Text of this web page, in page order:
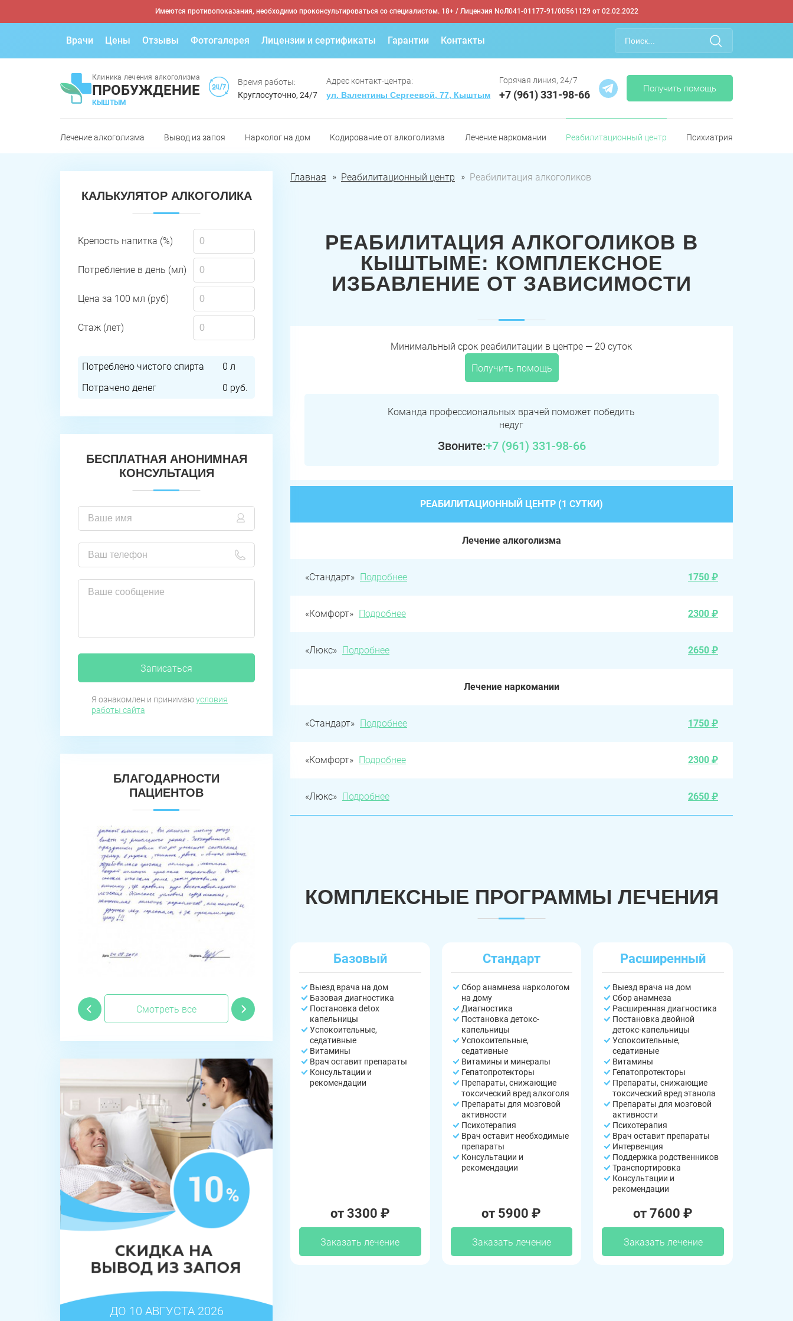
Имеются противопоказания, необходимо проконсультироваться со специалистом. 18+ / Лицензия NoЛ041-01177-91/00561129 от 02.02.2022
Врачи Цены Отзывы Фотогалерея Лицензии и сертификаты Гарантии Контакты
Клиника лечения алкоголизма
ПРОБУЖДЕНИЕ
КЫШТЫМ
Время работы:
Круглосуточно, 24/7
Адрес контакт-центра:
ул. Валентины Сергеевой, 77, Кыштым
Горячая линия, 24/7
+7 (961) 331-98-66 Получить помощь
Лечение алкоголизма Вывод из запоя Нарколог на дом Кодирование от алкоголизма Лечение наркомании Реабилитационный центр Психиатрия
Главная Реабилитационный центр Реабилитация алкоголиков
РЕАБИЛИТАЦИЯ АЛКОГОЛИКОВ В
КЫШТЫМЕ: КОМПЛЕКСНОЕ
ИЗБАВЛЕНИЕ ОТ ЗАВИСИМОСТИ
Минимальный срок реабилитации в центре — 20 суток
Получить помощь
Команда профессиональных врачей поможет победить
недуг
Звоните:+7 (961) 331-98-66
РЕАБИЛИТАЦИОННЫЙ ЦЕНТР (1 СУТКИ)
Лечение алкоголизма
«Стандарт» Подробнее 1750 ₽
«Комфорт» Подробнее 2300 ₽
«Люкс» Подробнее 2650 ₽
Лечение наркомании
«Стандарт» Подробнее 1750 ₽
«Комфорт» Подробнее 2300 ₽
«Люкс» Подробнее 2650 ₽
КОМПЛЕКСНЫЕ ПРОГРАММЫ ЛЕЧЕНИЯ
Базовый
Выезд врача на дом
Базовая диагностика
Постановка detox
капельницы
Успокоительные,
седативные
Витамины
Врач оставит препараты
Консультации и
рекомендации
от 3300 ₽
Заказать лечение
Стандарт
Сбор анамнеза наркологом
на дому
Диагностика
Постановка детокс-
капельницы
Успокоительные,
седативные
Витамины и минералы
Гепатопротекторы
Препараты, снижающие
токсический вред алкоголя
Препараты для мозговой
активности
Психотерапия
Врач оставит необходимые
препараты
Консультации и
рекомендации
от 5900 ₽
Заказать лечение
Расширенный
Выезд врача на дом
Сбор анамнеза
Расширенная диагностика
Постановка двойной
детокс-капельницы
Успокоительные,
седативные
Витамины
Гепатопротекторы
Препараты, снижающие
токсический вред этанола
Препараты для мозговой
активности
Психотерапия
Врач оставит препараты
Интервенция
Поддержка родственников
Транспортировка
Консультации и
рекомендации
от 7600 ₽
Заказать лечение
КАЛЬКУЛЯТОР АЛКОГОЛИКА
Крепость напитка (%)
Потребление в день (мл)
Цена за 100 мл (руб)
Стаж (лет)
Потреблено чистого спирта 0 л
Потрачено денег
0 руб.
БЕСПЛАТНАЯ АНОНИМНАЯ
КОНСУЛЬТАЦИЯ
Записаться
Я ознакомлен и принимаюусловия
работы сайта
БЛАГОДАРНОСТИ
ПАЦИЕНТОВ
Смотреть все
ДО 10 АВГУСТА 2026
ПОЛУЧИТЬ ПОМОЩЬ
ЗАДАТЬ ВОПРОС
ПОЛУЧИТЬ ПОМОЩЬ
Роза Челябинск
Красногорский Нязепетровск
ПОЛУЧИТЬ ПОМОЩЬ